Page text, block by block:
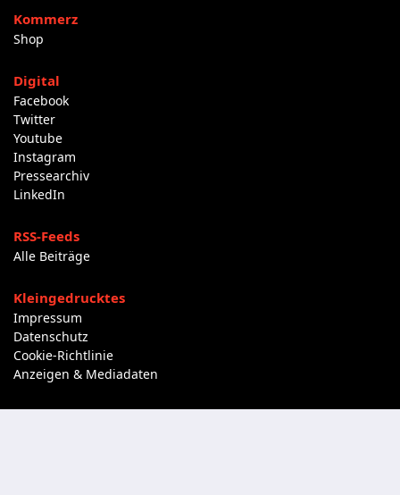
Kommerz
Shop
Digital
Facebook
Twitter
Youtube
Instagram
Pressearchiv
LinkedIn
RSS-Feeds
Alle Beiträge
Kleingedrucktes
Impressum
Datenschutz
Cookie-Richtlinie
Anzeigen & Mediadaten